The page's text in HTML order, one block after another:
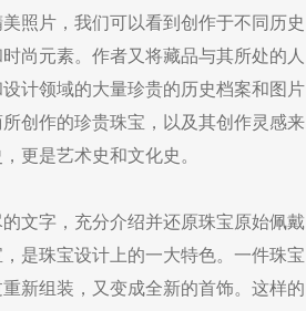
照片，我们可以看到创作于不同历史
尚元素。作者又将藏品与其所处的人
计领域的大量珍贵的历史档案和图片
创作的珍贵珠宝，以及其创作灵感来
更是艺术史和文化史。
文字，充分介绍并还原珠宝原始佩戴
是珠宝设计上的一大特色。一件珠宝
新组装，又变成全新的首饰。这样的